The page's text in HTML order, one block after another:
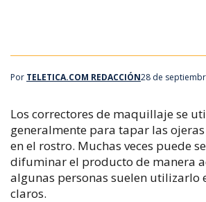
Por TELETICA.COM REDACCIÓN28 de
Los correctores de maquillaje se
generalmente para tapar las
en el rostro. Muchas veces puede
difuminar el producto de manera
algunas personas suelen utilizarlo
claros.